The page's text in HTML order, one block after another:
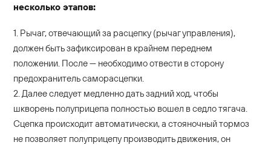
несколько этапов:
1. Рычаг, отвечающий за расцепку (рычаг управления),
должен быть зафиксирован в крайнем переднем
положении. После — необходимо отвести в сторону
предохранитель саморасцепки.
2. Далее следует медленно дать задний ход, чтобы
шкворень полуприцепа полностью вошел в седло тягача.
Сцепка происходит автоматически, а стояночный тормоз
не позволяет полуприцепу производить движения, он